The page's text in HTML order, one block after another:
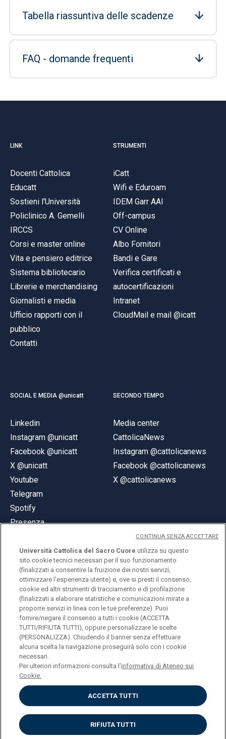
Tabella riassuntiva delle scadenze
FAQ - domande frequenti
LINK
Docenti Cattolica
Educatt
Sostieni l'Università
Policlinico A. Gemelli
IRCCS
Corsi e master online
Vita e pensiero editrice
Sistema bibliotecario
Librerie e merchandising
Giornalisti e media
Ufficio rapporti con il
pubblico
Contatti
STRUMENTI
iCatt
Wifi e Eduroam
IDEM Garr AAI
Off-campus
CV Online
Albo Fornitori
Bandi e Gare
Verifica certificati e
autocertificazioni
Intranet
CloudMail e mail @icatt
SOCIAL E MEDIA @unicatt
Linkedin
Instagram @unicatt
Facebook @unicatt
X @unicatt
Youtube
Telegram
Spotify
Presenza
SECONDO TEMPO
Media center
CattolicaNews
Instagram @cattolicanews
Facebook @cattolicanews
X @cattolicanews
© Università Cattolica del Sacro Cuore
Largo A. Gemelli 1, 20123 Milano
PI 02133120150
ENGLISH
Privacy
Accessibilità
Cookies
Impostazione Cookies
Università Cattolica del Sacro Cuore utilizza su questo
sito cookie tecnici necessari per il suo funzionamento
(finalizzati a consentire la fruizione dei nostri servizi,
ottimizzare l'esperienza utente) e, ove si presti il consenso,
cookie ed altri strumenti di tracciamento e di profilazione
(finalizzati a elaborare statistiche e comunicazioni mirate a
proporre servizi in linea con le tue preferenze). Puoi
fornire/negare il consenso a tutti i cookie (ACCETTA
TUTTI/RIFIUTA TUTTI), oppure personalizzare le scelte
(PERSONALIZZA). Chiudendo il banner senza effettuare
alcuna scelta la navigazione proseguirà solo con i cookie
necessari.
Per ulteriori informazioni consulta l'informativa di Ateneo sui
Cookie.
ACCETTA TUTTI
RIFIUTA TUTTI
CONTINUA SENZA ACCETTARE